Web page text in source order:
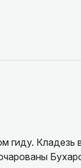
гиду. Кладезь